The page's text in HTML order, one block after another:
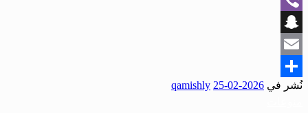
Viber
Snapchat
Email
Share
نُشر في 2026-02-25
qamishly